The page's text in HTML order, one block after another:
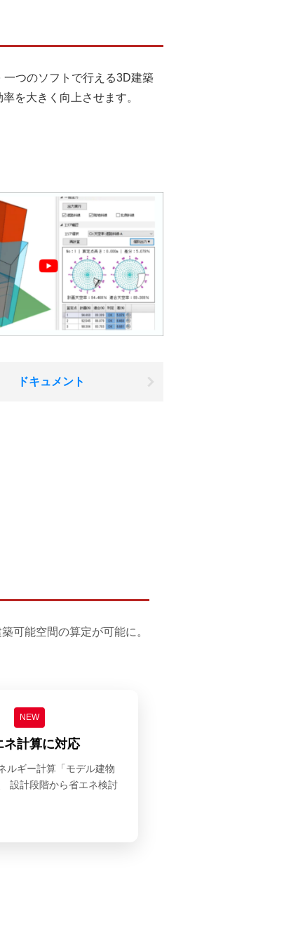
一つのソフトで行える3D建築
を大きく向上させます。
ドキュメント
可能空間の算定が可能に。
NEW
ネ計算に対応
ルギー計算「モデル建物
設計段階から省エネ検討